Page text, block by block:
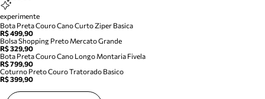
experimente
Bota Preta Couro Cano Curto Ziper Basica
R$ 499,90
Bolsa Shopping Preto Mercato Grande
R$ 329,90
Bota Preta Couro Cano Longo Montaria Fivela
R$ 799,90
Coturno Preto Couro Tratorado Basico
R$ 399,90